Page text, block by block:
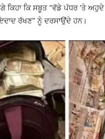
ਕਿਹਾ ਕਿ ਸਬੂਤ “ਵੱਡੇ ਪੱਧਰ ‘ਤੇ
ਰੱਖਣ” ਨੂੰ ਦਰਸਾਉਂਦੇ ਹਨ।